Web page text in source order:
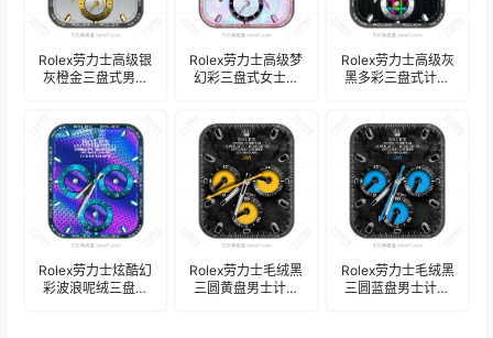
Rolex劳力士高级银
灰橙金三盘式男士
Rolex劳力士高级梦
幻彩三盘式女士计
Rolex劳力士高级灰
黑多彩三盘式计时
Rolex劳力士炫酷幻
彩波浪呢绒三盘女
Rolex劳力士毛绒黑
三圆黄盘男士计时
Rolex劳力士毛绒黑
三圆蓝盘男士计时